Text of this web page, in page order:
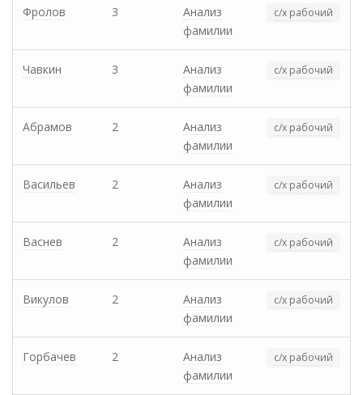
Фролов 3
Анализ
фамилии
с/х рабочий
Чавкин 3
Анализ
фамилии
с/х рабочий
Абрамов 2
Анализ
фамилии
с/х рабочий
Васильев 2
Анализ
фамилии
с/х рабочий
Васнев 2
Анализ
фамилии
с/х рабочий
Викулов 2
Анализ
фамилии
с/х рабочий
Горбачев 2
Анализ
фамилии
с/х рабочий